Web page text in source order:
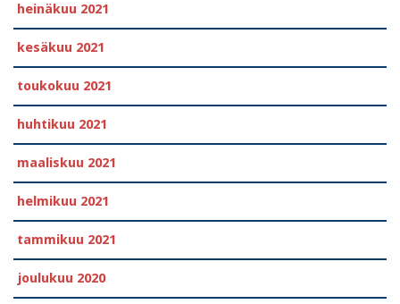
heinäkuu 2021
kesäkuu 2021
toukokuu 2021
huhtikuu 2021
maaliskuu 2021
helmikuu 2021
tammikuu 2021
joulukuu 2020